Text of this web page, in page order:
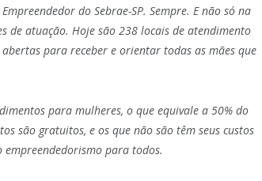
do Sebrae-SP. Sempre. E não só na
de atuação. Hoje são 238 locais de atendimento
para receber e orientar todas as mães que
para mulheres, o que equivale a 50% do
são gratuitos, e os que não são têm seus custos
empreendedorismo para todos.